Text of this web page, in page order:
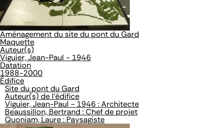
Aménagement du site du pont du Gard
Maquette
Auteur(s)
Viguier, Jean-Paul - 1946
Datation
1988-2000
Édifice
Site du pont du Gard
Auteur(s) de l'édifice
Viguier, Jean-Paul - 1946 : Architecte
Beaussillon, Bertrand : Chef de projet
Quoniam, Laure : Paysagiste